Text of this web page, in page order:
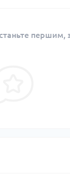
першим,